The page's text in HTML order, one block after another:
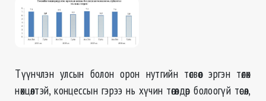
Түүнчлэн улсын болон орон нутгийн төсвөөс эргэн төлөх
нөхцөлтэй, концессын гэрээ нь хүчин төгөлдөр болоогүй төсөл,